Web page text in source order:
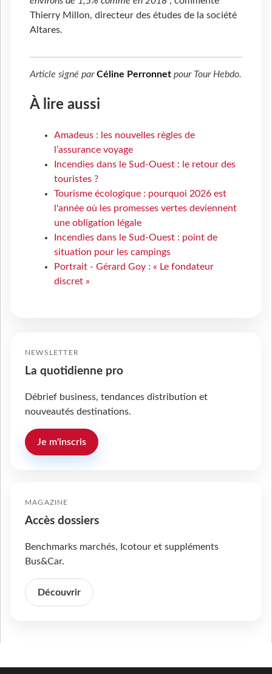
Thierry Millon, directeur des études de la société
Altares.
Article signé parCéline Perronnet pour Tour Hebdo.
À lire aussi
Amadeus : les nouvelles règles de
l’assurance voyage
Incendies dans le Sud-Ouest : le retour des
touristes ?
Tourisme écologique : pourquoi 2026 est
l'année où les promesses vertes deviennent
une obligation légale
Incendies dans le Sud-Ouest : point de
situation pour les campings
Portrait - Gérard Goy : « Le fondateur
discret »
NEWSLETTER
La quotidienne pro
Débrief business, tendances distribution et
nouveautés destinations.
Je m'inscris
MAGAZINE
Accès dossiers
Benchmarks marchés, Icotour et suppléments
Bus&Car.
Découvrir